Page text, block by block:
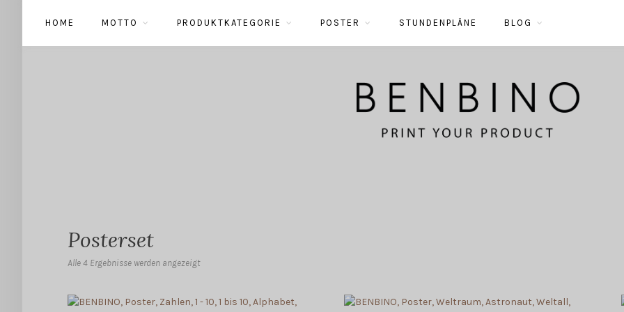
HOME MOTTO PRODUKTKATEGORIE POSTER STUNDENPLÄNE BLOG
Posterset
Alle 4 Ergebnisse werden angezeigt